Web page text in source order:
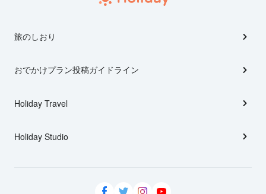
旅のしおり
おでかけプラン投稿ガイドライン
Holiday Travel
Holiday Studio